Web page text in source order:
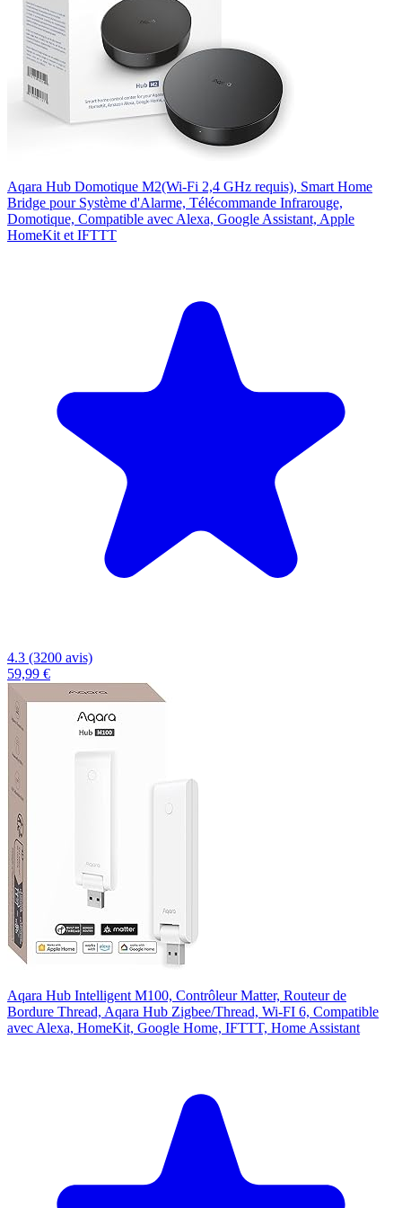
Aqara Hub Domotique M2(Wi-Fi 2,4 GHz requis), Smart Home
Bridge pour Système d'Alarme, Télécommande Infrarouge,
Domotique, Compatible avec Alexa, Google Assistant, Apple
HomeKit et IFTTT
4.3 (3200 avis)
59,99 €
Aqara Hub Intelligent M100, Contrôleur Matter, Routeur de
Bordure Thread, Aqara Hub Zigbee/Thread, Wi-FI 6, Compatible
avec Alexa, HomeKit, Google Home, IFTTT, Home Assistant